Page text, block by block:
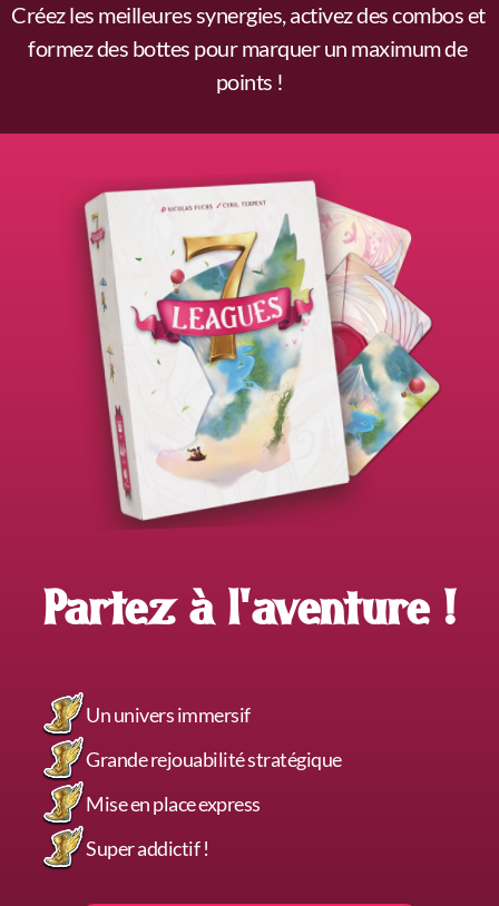
Créez les meilleures synergies, activez des combos et
formez des bottes pour marquer un maximum de
points !
Partez à l'aventure !
Un univers immersif
Grande rejouabilité stratégique
Mise en place express
Super addictif !